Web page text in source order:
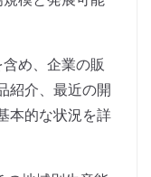
め、企業の販
紹介、最近の開
本的な状況を詳